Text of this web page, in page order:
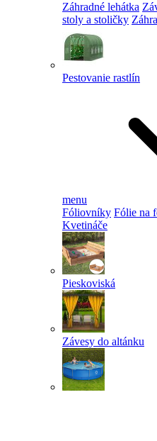
Záhradné lehátka
stoly a stoličky
Pestovanie rastlín
menu
Fóliovníky Fólie na
Kvetináče
Pieskoviská
Závesy do altánku